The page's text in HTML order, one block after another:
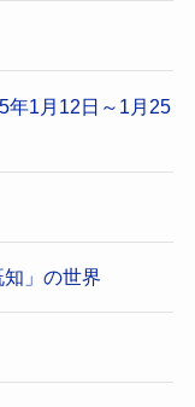
年1月12日～1月25
知」の世界